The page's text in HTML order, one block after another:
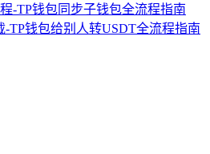
-TP钱包同步子钱包全流程指南
-TP钱包给别人转USDT全流程指南